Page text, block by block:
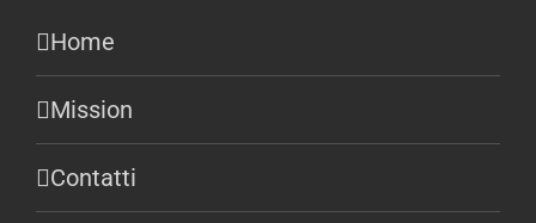
Home
Mission
Contatti